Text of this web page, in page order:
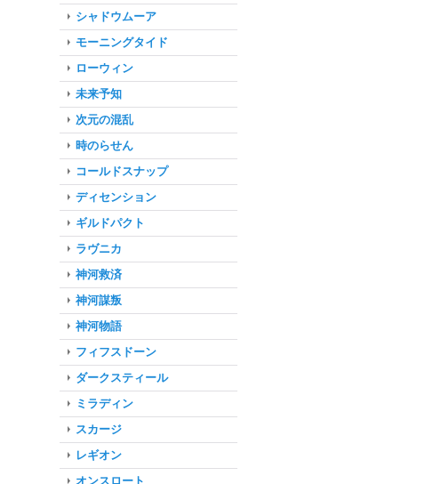
シャドウムーア
モーニングタイド
ローウィン
未来予知
次元の混乱
時のらせん
コールドスナップ
ディセンション
ギルドパクト
ラヴニカ
神河救済
神河謀叛
神河物語
フィフスドーン
ダークスティール
ミラディン
スカージ
レギオン
オンスロート